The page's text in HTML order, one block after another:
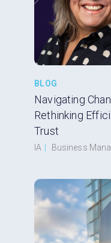
BLOG
Navigating
Rethinking
Trust
IA Business